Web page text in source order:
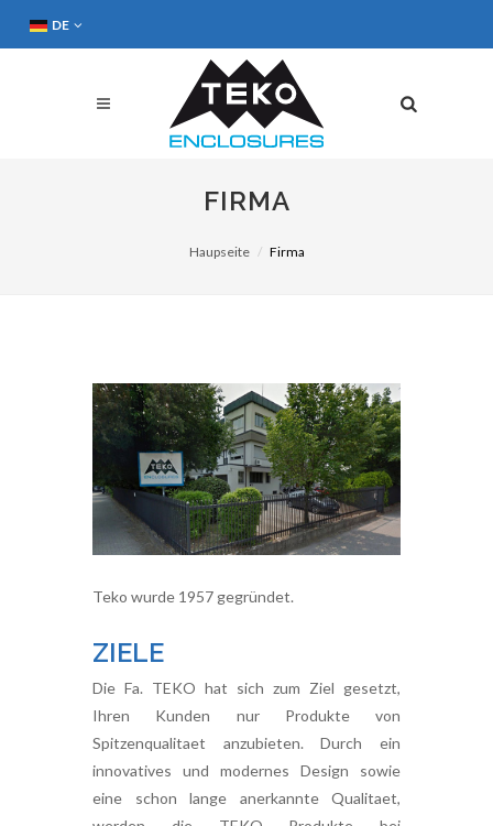
DE
FIRMA
Haupseite Firma
Teko wurde 1957 gegründet.
ZIELE
Die Fa. TEKO hat sich zum Ziel gesetzt,
Ihren Kunden nur Produkte von
Spitzenqualitaet anzubieten. Durch ein
innovatives und modernes Design sowie
eine schon lange anerkannte Qualitaet,